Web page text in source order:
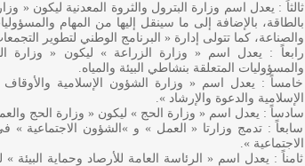
ثالثاً : يعدل اسم وزارة البترول والثروة المعدنية ليكون «
بالطاقة، بالإضافة إلى ما سينقل إليها من المهام
والصناعة، كما تتولى إدارة « البرنامج الوطني لتطوير
رابعاً : يعدل اسم « وزارة الزراعة » ليكون « وزارة
والمسؤوليات المتعلقة بنشاطي البيئة والمياه.
خامساً : يعدل اسم « وزارة الشؤون الإسلامية والأوقاف
الإسلامية والدعوة والإرشاد ».
سادساً : يعدل اسم « وزارة الحج » ليكون « وزارة الحج
سابعاً : تدمج وزارتا « العمل » و »الشؤون الاجتماعية »
الاجتماعية ».
ثامناً : يعدل اسم « الرئاسة العامة للأرصاد وحماية البيئة »